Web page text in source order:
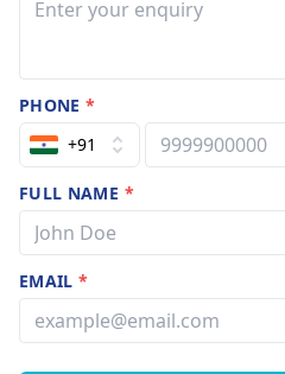
PHONE*
+91
FULL NAME *
EMAIL*